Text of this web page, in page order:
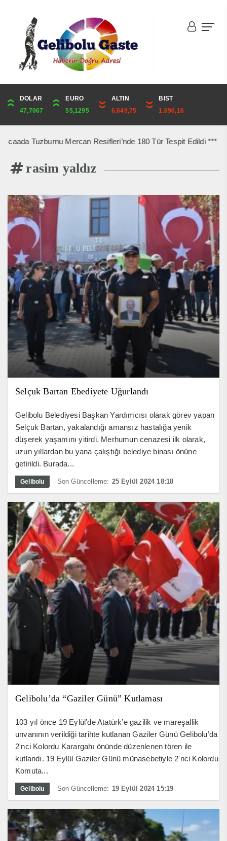
DOLAR
47,7067
EURO
55,1295
ALTIN
6,649,75
BIST
1.690,16
ONS
4,334,21
ALTIN
6,649,75
ÇEYREK
10,872,34
CUMHURİYET
44,750,00
Resifleri’nde 180 Tür Tespit Edildi *** 10 Ağustos’ta
rasim yaldız
Selçuk Bartan Ebediyete Uğurlandı
Gelibolu Belediyesi Başkan Yardımcısı olarak görev yapan
Selçuk Bartan, yakalandığı amansız hastalığa yenik
düşerek yaşamını yitirdi. Merhumun cenazesi ilk olarak,
uzun yıllardan bu yana çalıştığı belediye binası önüne
getirildi. Burada...
Gelibolu Son Güncelleme: 25 Eylül 2024 18:18
Gelibolu’da “Gaziler Günü” Kutlaması
103 yıl önce 19 Eylül’de Atatürk’e gazilik ve mareşallik
unvanının verildiği tarihte kutlanan Gaziler Günü Gelibolu’da
2'nci Kolordu Karargahı önünde düzenlenen tören ile
kutlandı. 19 Eylül Gaziler Günü münasebetiyle 2'nci Kolordu
Komuta...
Gelibolu Son Güncelleme: 19 Eylül 2024 15:19